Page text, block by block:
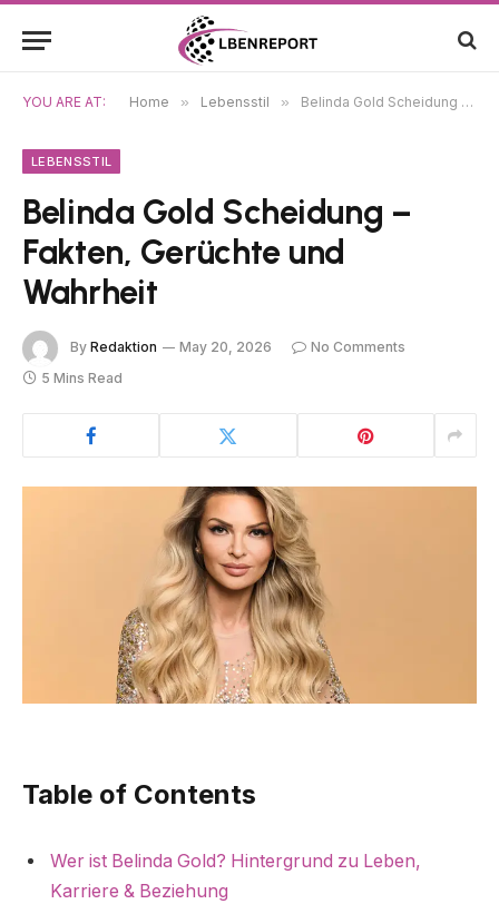
YOU ARE AT: Home » Lebensstil » Belinda Gold Scheidung – Fakten, Gerüchte und Wahrheit
LEBENSSTIL
Belinda Gold Scheidung –
Fakten, Gerüchte und
Wahrheit
By Redaktion May 20, 2026
No Comments
5 Mins Read
Table of Contents
Wer ist Belinda Gold? Hintergrund zu Leben,
Karriere & Beziehung